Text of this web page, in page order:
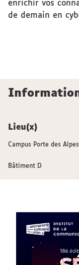
enrichir vos
de demain en
Lieu(x)
Campus Porte des Alpes
Bâtiment D